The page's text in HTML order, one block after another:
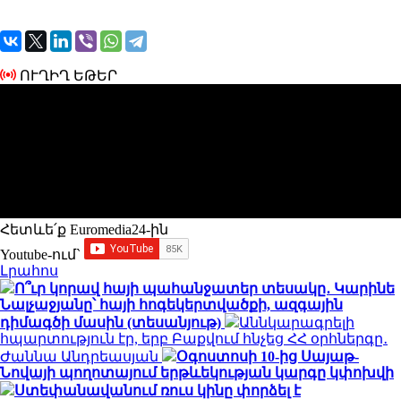
ՈՒՂԻՂ ԵԹԵՐ
Հետևե՛ք Euromedia24-ին
Youtube-ում`
Լրահոս
Ո՞ւր կորավ հայի պահանջատեր տեսակը․ Կարինե
Նալչաջյանը՝ հայի հոգեկերտվածքի, ազգային
դիմագծի մասին (տեսանյութ)
Աննկարագրելի
հպարտություն էր, երբ Բաքվում հնչեց ՀՀ օրհներգը․
Ժաննա Անդրեասյան
Օգոստոսի 10-ից Սայաթ-
Նովայի պողոտայում երթևեկության կարգը կփոխվի
Ստեփանավանում ռուս կինը փորձել է